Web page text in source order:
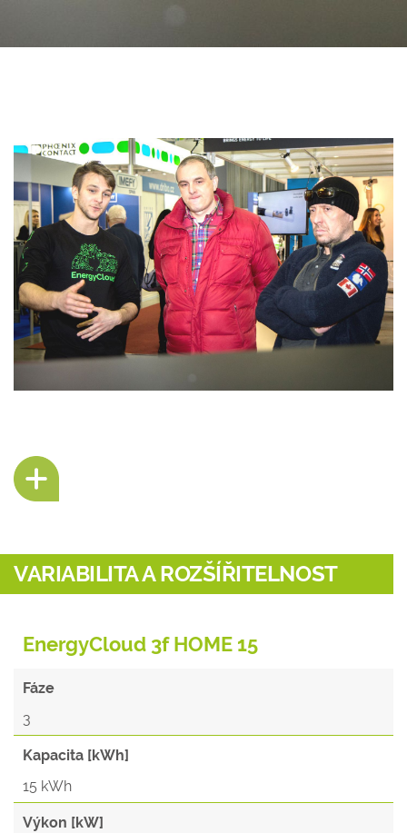
VARIABILITA A ROZŠÍŘITELNOST
EnergyCloud 3f HOME 15
Fáze
3
Kapacita [kWh]
15 kWh
Výkon [kW]